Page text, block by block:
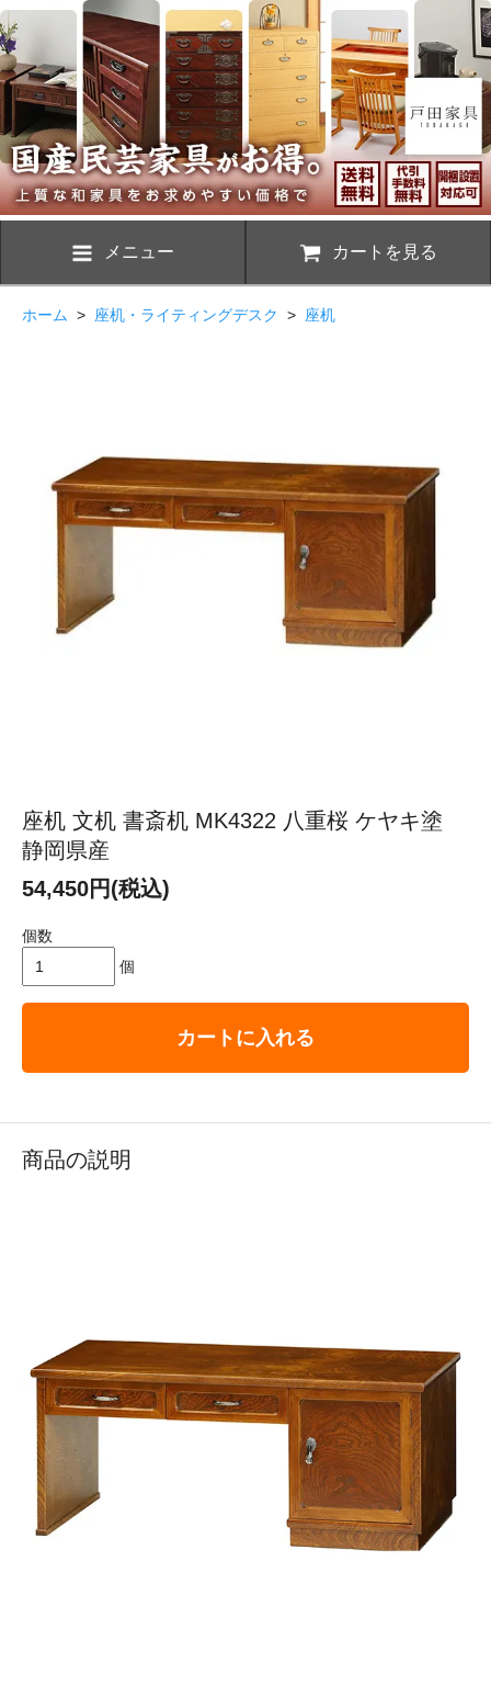
メニュー カートを見る
ホーム > 座机・ライティングデスク > 座机
座机 文机 書斎机 MK4322 八重桜 ケヤキ塗
静岡県産
54,450円(税込)
個数
個
カートに入れる
商品の説明